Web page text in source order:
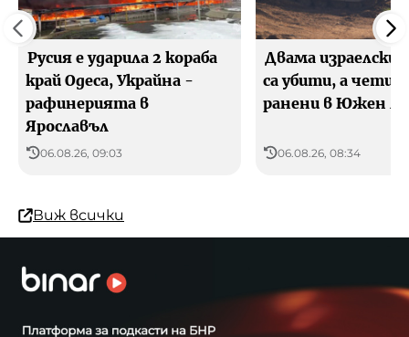
Русия е ударила 2 кораба
край Одеса, Украйна -
рафинерията в
Ярославъл
06.08.26, 09:03
Двама израелски
са убити, а
ранени в Южен
06.08.26, 08:34
Виж всички